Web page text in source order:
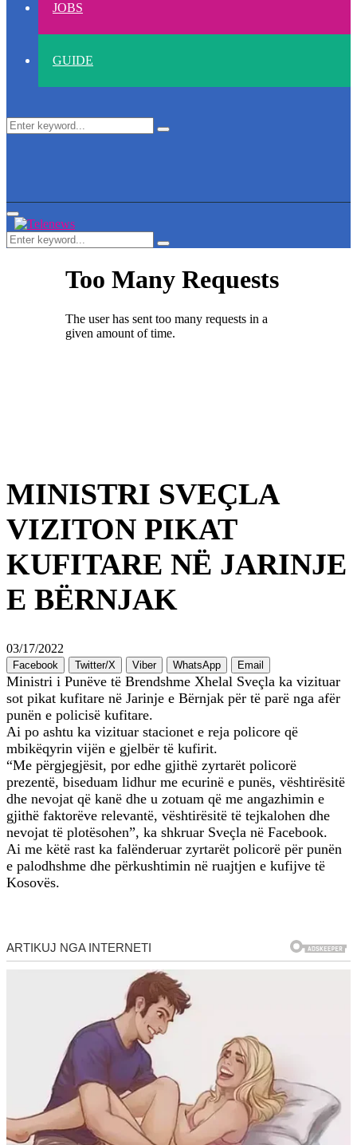
JOBS
GUIDE
Search
Search
Primary
Menu
Search
for:
Search
MINISTRI SVEÇLA
VIZITON PIKAT
KUFITARE NË JARINJE
E BËRNJAK
03/17/2022
Facebook Twitter/X Viber WhatsApp Email
Ministri i Punëve të Brendshme Xhelal Sveçla ka vizituar
sot pikat kufitare në Jarinje e Bërnjak për të parë nga afër
punën e policisë kufitare.
Ai po ashtu ka vizituar stacionet e reja policore që
mbikëqyrin vijën e gjelbër të kufirit.
“Me përgjegjësit, por edhe gjithë zyrtarët policorë
prezentë, biseduam lidhur me ecurinë e punës, vështirësitë
dhe nevojat që kanë dhe u zotuam që me angazhimin e
gjithë faktorëve relevantë, vështirësitë të tejkalohen dhe
nevojat të plotësohen”, ka shkruar Sveçla në Facebook.
Ai me këtë rast ka falënderuar zyrtarët policorë për punën
e palodhshme dhe përkushtimin në ruajtjen e kufijve të
Kosovës.